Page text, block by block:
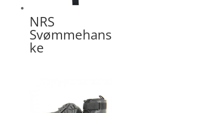
NRS
Svømmehans
ke